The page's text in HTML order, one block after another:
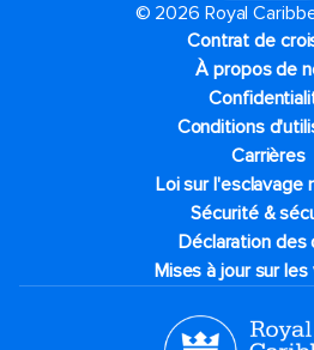
© 2026 Royal
Contrat de
À propos de
Conditions
Carrières
Loi sur l'esclavage
Sécurité &
Déclaration des
Mises à jour sur